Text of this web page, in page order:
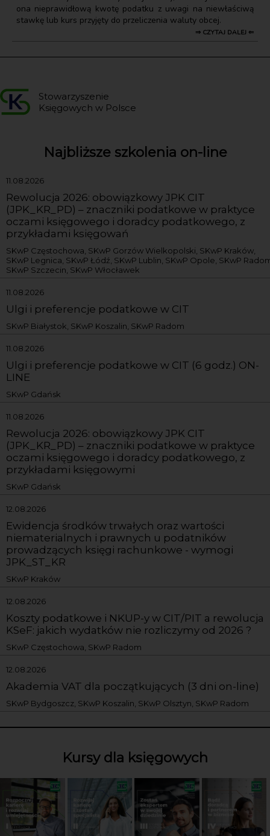
ona nieprawidłową kwotę podatku z uwagi na niewłaściwą
stawkę lub kurs przyjęty do przeliczenia waluty obcej.
⇒ CZYTAJ DALEJ ⇐
Stowarzyszenie
Księgowych w Polsce
Najbliższe szkolenia on-line
11.08.2026
Rewolucja 2026: obowiązkowy JPK CIT
(JPK_KR_PD) – znaczniki podatkowe w praktyce
oczami księgowego i doradcy podatkowego, z
przykładami księgowań
SKwP Częstochowa, SKwP Gorzów Wielkopolski, SKwP Kraków,
SKwP Legnica, SKwP Łódź, SKwP Lublin, SKwP Opole, SKwP
SKwP Szczecin, SKwP Włocławek
11.08.2026
Ulgi i preferencje podatkowe w CIT
SKwP Białystok, SKwP Koszalin, SKwP Radom
11.08.2026
Ulgi i preferencje podatkowe w CIT (6 godz.) ON-
LINE
SKwP Gdańsk
11.08.2026
Rewolucja 2026: obowiązkowy JPK CIT
(JPK_KR_PD) – znaczniki podatkowe w praktyce
oczami księgowego i doradcy podatkowego, z
przykładami księgowymi
SKwP Gdańsk
12.08.2026
Ewidencja środków trwałych oraz wartości
niematerialnych i prawnych u podatników
prowadzących księgi rachunkowe - wymogi
JPK_ST_KR
SKwP Kraków
12.08.2026
Koszty podatkowe i NKUP-y w CIT/PIT a rewolucja
KSeF: jakich wydatków nie rozliczymy od 2026 ?
SKwP Częstochowa, SKwP Radom
12.08.2026
Akademia VAT dla początkujących (3 dni on-line)
SKwP Bydgoszcz, SKwP Koszalin, SKwP Olsztyn, SKwP Radom
Kursy dla księgowych